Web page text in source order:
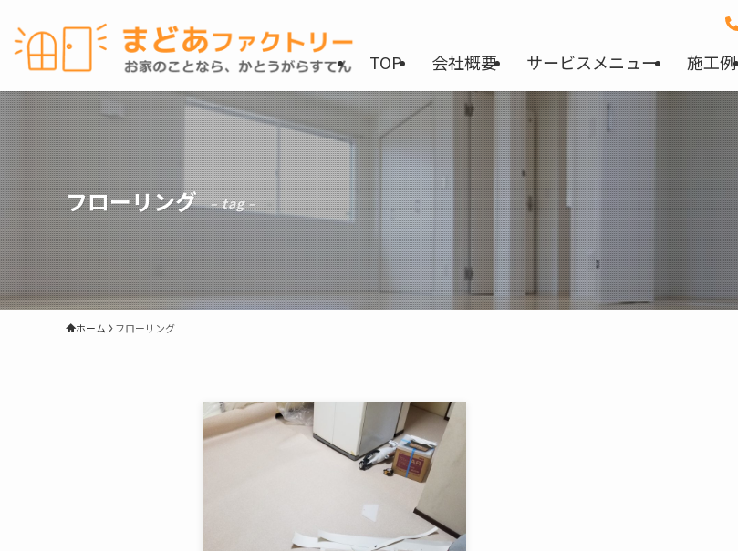
TOP 会社概要 サービスメニュー 施工例
フローリング – tag –
ホーム フローリング